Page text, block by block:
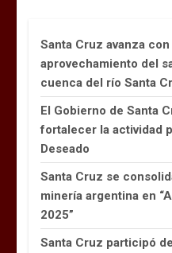
Santa Cruz avanza
aprovechamiento del
cuenca del río Santa
El Gobierno de Santa
fortalecer la actividad
Deseado
Santa Cruz se
minería argentina en
2025”
Santa Cruz participó